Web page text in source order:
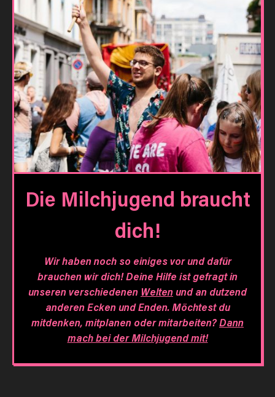
Die Milchjugend braucht
dich!
Wir haben noch so einiges vor und dafür
brauchen wir dich! Deine Hilfe ist gefragt in
unseren verschiedenen Weltenund an dutzend
anderen Ecken und Enden. Möchtest du
mitdenken, mitplanen oder mitarbeiten?Dann
mach bei der Milchjugend mit!